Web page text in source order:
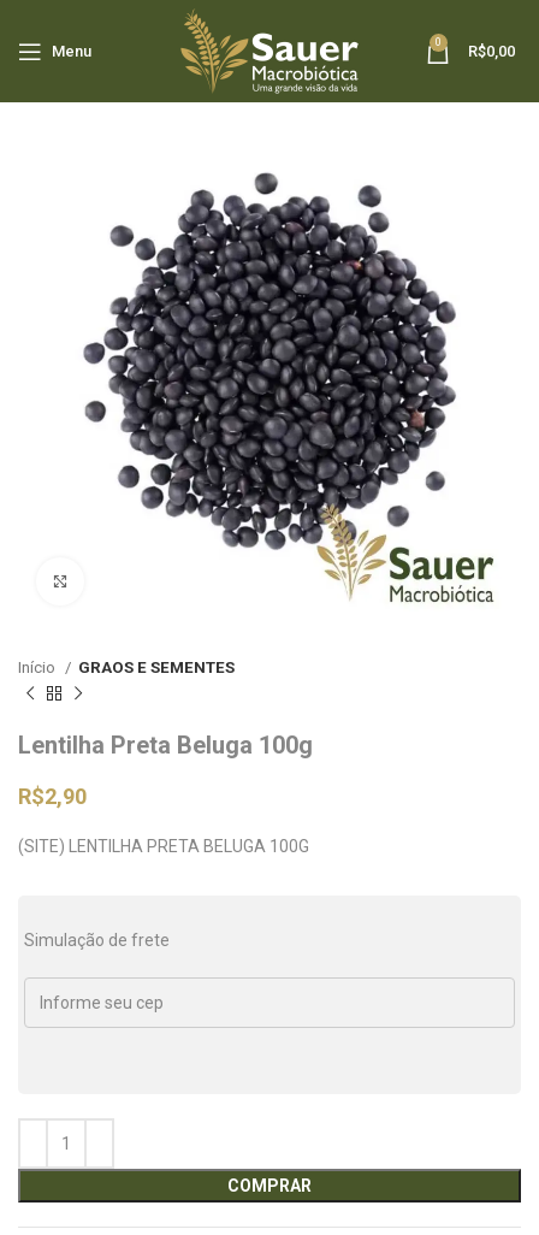
Menu
0
R$0,00
Início GRAOS E SEMENTES
Lentilha Preta Beluga 100g
R$2,90
(SITE) LENTILHA PRETA BELUGA 100G
Simulação de frete
COMPRAR